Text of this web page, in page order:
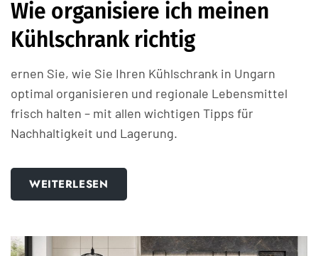
Wie organisiere ich meinen
Kühlschrank richtig
ernen Sie, wie Sie Ihren Kühlschrank in Ungarn
optimal organisieren und regionale Lebensmittel
frisch halten – mit allen wichtigen Tipps für
Nachhaltigkeit und Lagerung.
WEITERLESEN